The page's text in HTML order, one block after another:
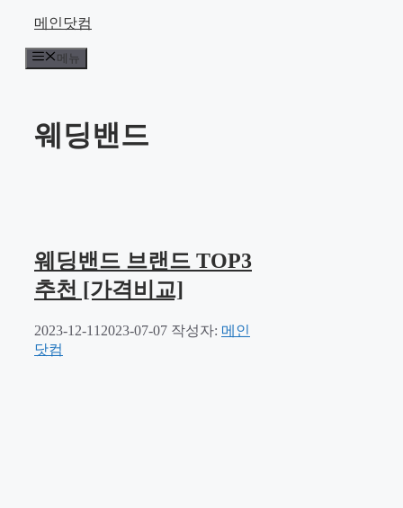
메인닷컴
메뉴
웨딩밴드
웨딩밴드 브랜드 TOP3
추천 [가격비교]
2023-12-11 2023-07-07 작성자: 메인
닷컴